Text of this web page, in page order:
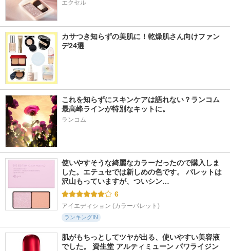
エクセル
カサつき知らずの美肌に！乾燥肌さん向けファン
デ24選
これを知らずにスキンケアは語れない？ランコム
最高峰ラインが特別なキットに。
ランコム
使いやすそうな綺麗なカラーだったので購入しま
した。エテュセでは新しめの色です。 パレットは
沢山もっていますが、ついシン…
6
アイエディション (カラーパレット)
ランキングIN
肌がもちっとしてツヤが出る、使いやすい美容液
でした。 資生堂 アルティミューン パワライジン